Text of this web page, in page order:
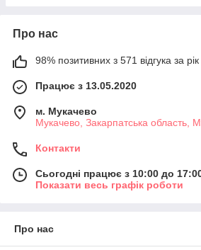
Про нас
98% позитивних з 571 відгука за рік
Працює з 13.05.2020
м. Мукачево
Мукачево, Закарпатська область,
Контакти
Сьогодні працює з 10:00 до
Показати весь графік роботи
Про нас